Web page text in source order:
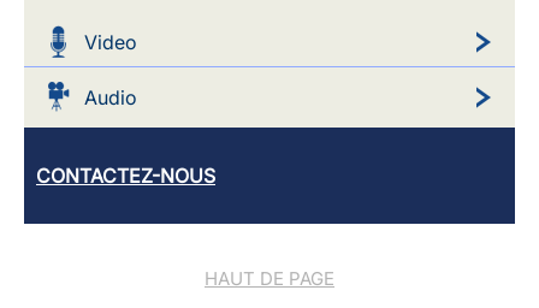
Video
Audio
CONTACTEZ-NOUS
HAUT DE PAGE